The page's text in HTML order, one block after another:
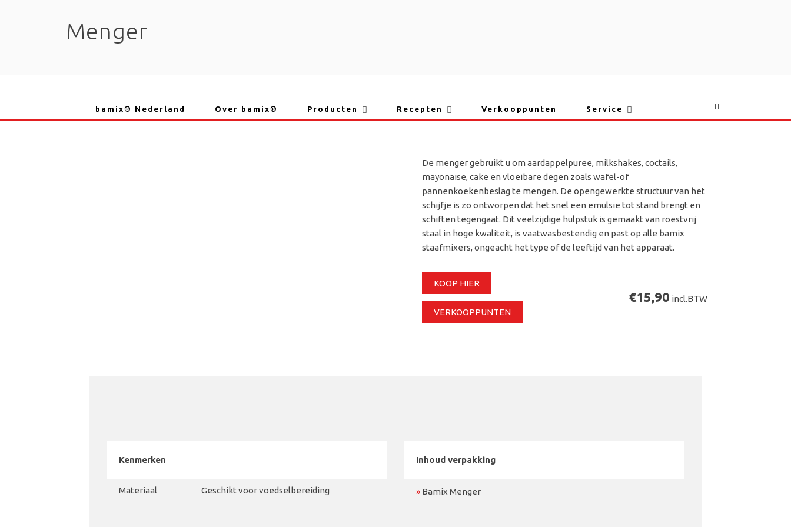
bamix® Nederland Over bamix® Producten Recepten Verkooppunten Service
Menger
bamixMENGER
De menger gebruikt u om aardappelpuree, milkshakes, coctails,
mayonaise, cake en vloeibare degen zoals wafel-of
pannenkoekenbeslag te mengen. De opengewerkte structuur van het
schijfje is zo ontworpen dat het snel een emulsie tot stand brengt en
schiften tegengaat. Dit veelzijdige hulpstuk is gemaakt van roestvrij
staal in hoge kwaliteit, is vaatwasbestendig en past op alle bamix
staafmixers, ongeacht het type of de leeftijd van het apparaat.
KOOP HIER
VERKOOPPUNTEN
€15,90 incl.BTW
Kenmerken
Materiaal Geschikt voor voedselbereiding
Inhoud verpakking
» Bamix Menger